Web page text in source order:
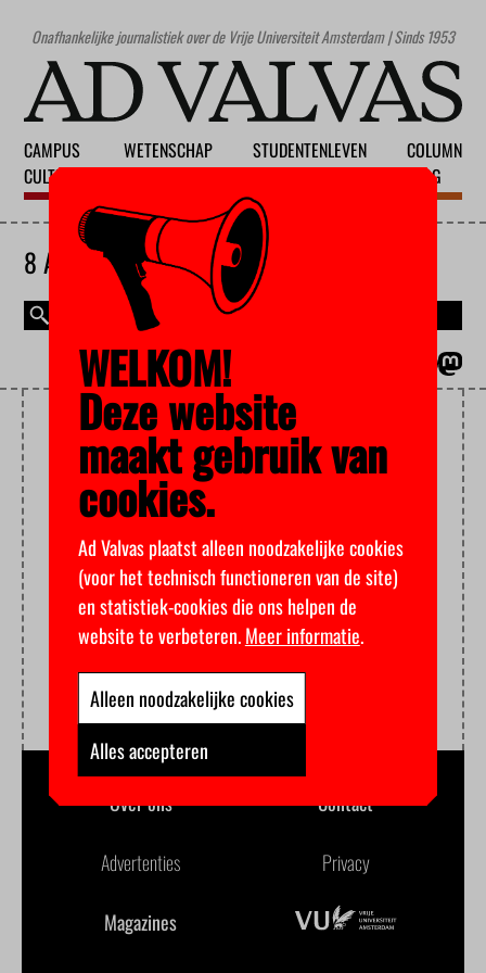
Onafhankelijke journalistiek over de Vrije Universiteit Amsterdam | Sinds 1953
CAMPUS
CULTUUR
WETENSCHAP
STUDENTENLEVEN
COLUMN
BLOG
8 AUGUSTUS 2026
CELLEN
Over ons Contact
Advertenties Privacy
Magazines
WELKOM!
Deze website
maakt gebruik van
cookies.
Ad Valvas plaatst alleen noodzakelijke cookies
(voor het technisch functioneren van de site)
en statistiek-cookies die ons helpen de
website te verbeteren.Meer informatie.
Alleen noodzakelijke cookies
Alles accepteren